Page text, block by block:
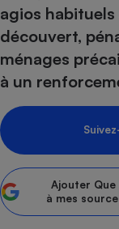
agios
découvert,
ménages
à un
Ajouter Que
à mes